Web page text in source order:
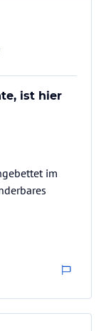
ist hier
im